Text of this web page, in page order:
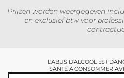
Prijzen worden weergegeven
en exclusief btw voor
L'ABUS D'ALCOOL EST
SANTÉ À CONSOMMER